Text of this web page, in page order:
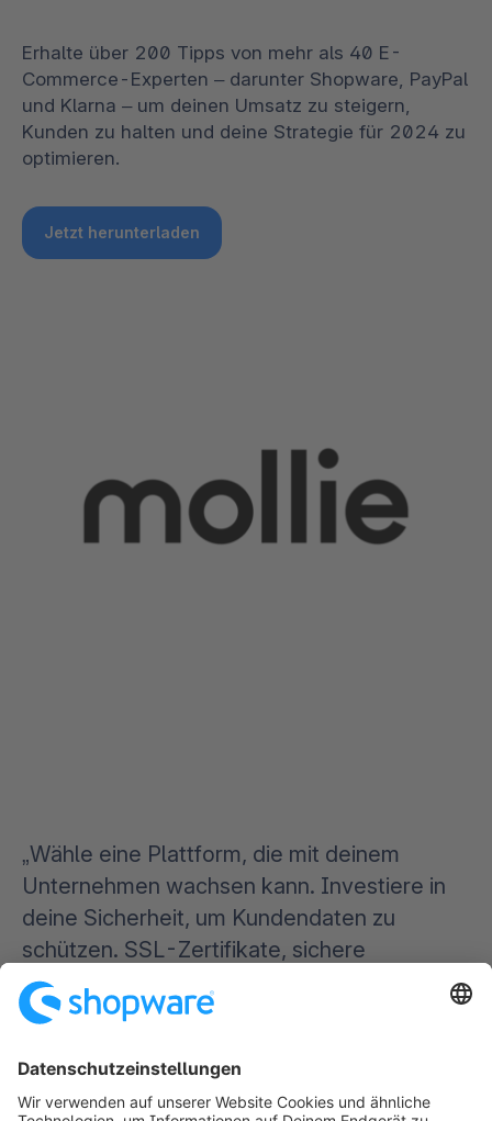
Erhalte über 200 Tipps von mehr als 40 E-
Commerce-Experten – darunter Shopware, PayPal
und Klarna – um deinen Umsatz zu steigern,
Kunden zu halten und deine Strategie für 2024 zu
optimieren.
Jetzt herunterladen
„Wähle eine Plattform, die mit deinem
Unternehmen wachsen kann. Investiere in
deine Sicherheit, um Kundendaten zu
schützen. SSL-Zertifikate, sichere
Zahlungsgateways und regelmäßige
Sicherheitsprüfungen sind wichtig, um
aufzubauen."